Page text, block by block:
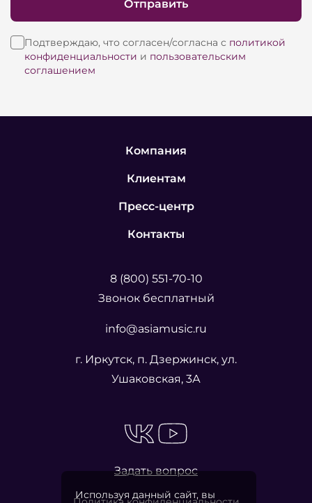
Подтверждаю, что согласен/согласна с политикой
конфиденциальности и пользовательским
соглашением
Отправить
Компания
Клиентам
Пресс-центр
Контакты
8 (800) 551-70-10
Звонок бесплатный
info@asiamusic.ru
г. Иркутск, п. Дзержинск, ул.
Ушаковская, 3А
Задать вопрос
Используя данный сайт, вы